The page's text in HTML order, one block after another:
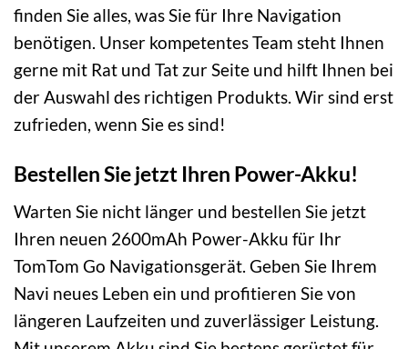
finden Sie alles, was Sie für Ihre Navigation
benötigen. Unser kompetentes Team steht Ihnen
gerne mit Rat und Tat zur Seite und hilft Ihnen bei
der Auswahl des richtigen Produkts. Wir sind erst
zufrieden, wenn Sie es sind!
Bestellen Sie jetzt Ihren Power-Akku!
Warten Sie nicht länger und bestellen Sie jetzt
Ihren neuen 2600mAh Power-Akku für Ihr
TomTom Go Navigationsgerät. Geben Sie Ihrem
Navi neues Leben ein und profitieren Sie von
längeren Laufzeiten und zuverlässiger Leistung.